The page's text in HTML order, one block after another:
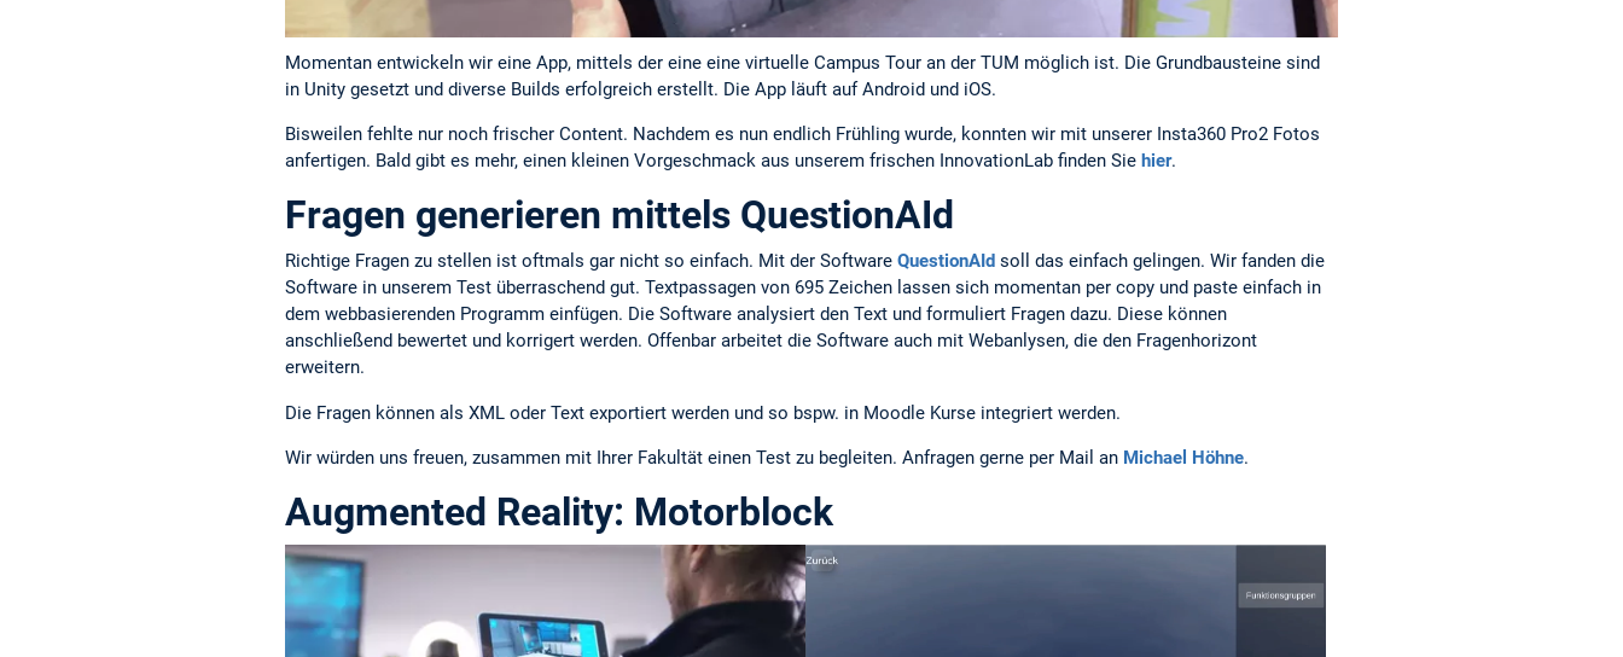
Momentan entwickeln wir eine App, mittels der eine eine virtuelle Campus Tour an der TUM möglich ist. Die Grundbausteine sind
in Unity gesetzt und diverse Builds erfolgreich erstellt. Die App läuft auf Android und iOS.
Bisweilen fehlte nur noch frischer Content. Nachdem es nun endlich Frühling wurde, konnten wir mit unserer Insta360 Pro2 Fotos
anfertigen. Bald gibt es mehr, einen kleinen Vorgeschmack aus unserem frischen InnovationLab finden Sie hier.
Fragen generieren mittels QuestionAId
Richtige Fragen zu stellen ist oftmals gar nicht so einfach. Mit der Software QuestionAId soll das einfach gelingen. Wir fanden die
Software in unserem Test überraschend gut. Textpassagen von 695 Zeichen lassen sich momentan per copy und paste einfach in
dem webbasierenden Programm einfügen. Die Software analysiert den Text und formuliert Fragen dazu. Diese können
anschließend bewertet und korrigert werden. Offenbar arbeitet die Software auch mit Webanlysen, die den Fragenhorizont
erweitern.
Die Fragen können als XML oder Text exportiert werden und so bspw. in Moodle Kurse integriert werden.
Wir würden uns freuen, zusammen mit Ihrer Fakultät einen Test zu begleiten. Anfragen gerne per Mail an Michael Höhne.
Augmented Reality: Motorblock